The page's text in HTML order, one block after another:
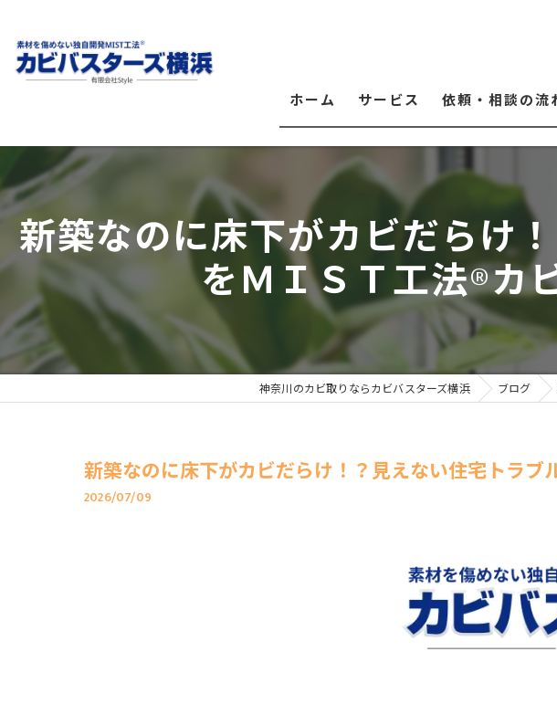
ホーム サービス 依頼・相談の流
新築なのに床下がカビだらけ
をＭＩＳＴ工法®カ
神奈川のカビ取りならカビバスターズ横浜 ブログ
新築なのに床下がカビだらけ！？見えない住宅トラ
2026/07/09